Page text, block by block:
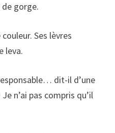
gorge.
Ses lèvres
leva.
dit-il d’une
n’ai pas compris qu’il